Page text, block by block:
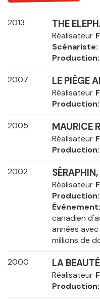
2013 THE
Réalisateur
Scénariste
Production
2007 LE PIÈGE
Réalisateur
Production
2005 MAURICE
Réalisateur
Production
2002
Réalisateur
Production
Événement
canadien
années
millions de
2000 LA
Réalisateur
Production